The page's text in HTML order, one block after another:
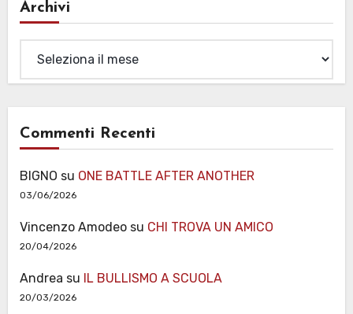
Archivi
Commenti Recenti
BIGNO su ONE BATTLE AFTER ANOTHER
03/06/2026
Vincenzo Amodeosu CHI TROVA UN AMICO
20/04/2026
Andrea su IL BULLISMO A SCUOLA
20/03/2026